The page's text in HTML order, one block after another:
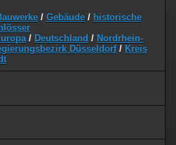
/ Gebäude / historische
/ Deutschland / Nordrhein-
Düsseldorf/ Kreis